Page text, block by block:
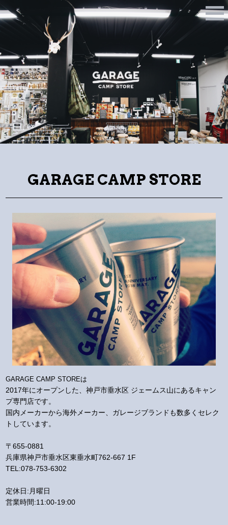
M
GARAGE CAMP STORE
GARAGE CAMP STOREは
2017年にオープンした、神戸市垂水区 ジェームス山にあるキャン
プ専門店です。
国内メーカーから海外メーカー、ガレージブランドも数多くセレク
トしています。
〒655-0881
兵庫県神戸市垂水区東垂水町762-667 1F
TEL:078-753-6302
定休日:月曜日
営業時間:11:00-19:00